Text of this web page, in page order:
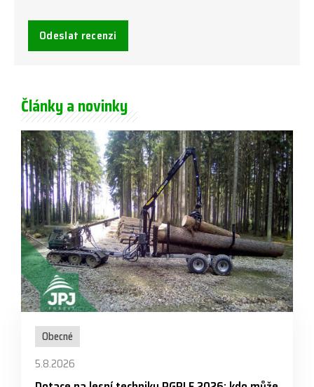
Odeslat recenzi
Články a novinky
Obecné
5.8.2026